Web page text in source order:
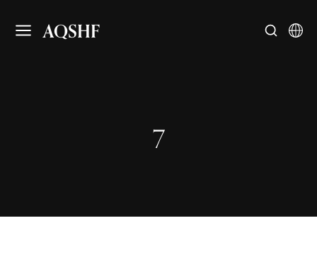
AQSHF
7